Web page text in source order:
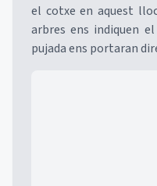
el cotxe en aquest
arbres ens indiquen
pujada ens portaran